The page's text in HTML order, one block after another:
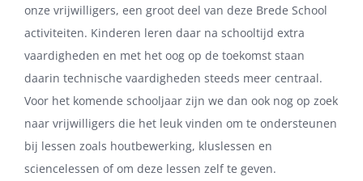
onze vrijwilligers, een groot deel van deze Brede School
activiteiten. Kinderen leren daar na schooltijd extra
vaardigheden en met het oog op de toekomst staan
daarin technische vaardigheden steeds meer centraal.
Voor het komende schooljaar zijn we dan ook nog op zoek
naar vrijwilligers die het leuk vinden om te ondersteunen
bij lessen zoals houtbewerking, kluslessen en
sciencelessen of om deze lessen zelf te geven.